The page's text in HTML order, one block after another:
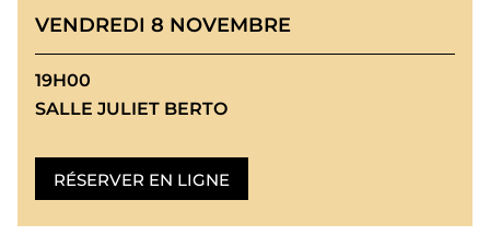
VENDREDI 8 NOVEMBRE
19H00
SALLE JULIET BERTO
RÉSERVER EN LIGNE